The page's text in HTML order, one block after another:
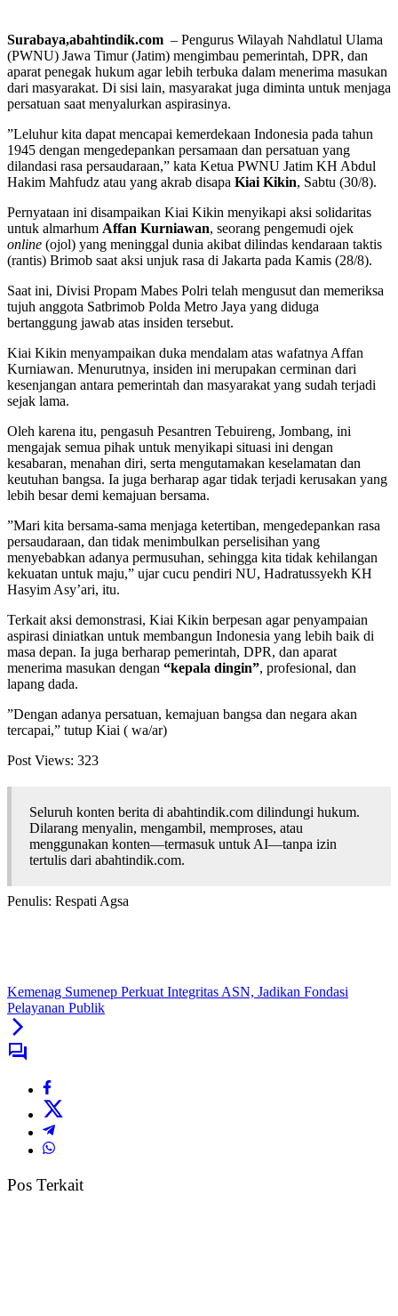
Surabaya,abahtindik.com – Pengurus Wilayah Nahdlatul Ulama
(PWNU) Jawa Timur (Jatim) mengimbau pemerintah, DPR, dan
aparat penegak hukum agar lebih terbuka dalam menerima masukan
dari masyarakat. Di sisi lain, masyarakat juga diminta untuk menjaga
persatuan saat menyalurkan aspirasinya.
​”Leluhur kita dapat mencapai kemerdekaan Indonesia pada tahun
1945 dengan mengedepankan persamaan dan persatuan yang
dilandasi rasa persaudaraan,” kata Ketua PWNU Jatim KH Abdul
Hakim Mahfudz atau yang akrab disapa Kiai Kikin, Sabtu (30/8).
​Pernyataan ini disampaikan Kiai Kikin menyikapi aksi solidaritas
untuk almarhum Affan Kurniawan, seorang pengemudi ojek
online (ojol) yang meninggal dunia akibat dilindas kendaraan taktis
(rantis) Brimob saat aksi unjuk rasa di Jakarta pada Kamis (28/8).
​Saat ini, Divisi Propam Mabes Polri telah mengusut dan memeriksa
tujuh anggota Satbrimob Polda Metro Jaya yang diduga
bertanggung jawab atas insiden tersebut.
​Kiai Kikin menyampaikan duka mendalam atas wafatnya Affan
Kurniawan. Menurutnya, insiden ini merupakan cerminan dari
kesenjangan antara pemerintah dan masyarakat yang sudah terjadi
sejak lama.
​Oleh karena itu, pengasuh Pesantren Tebuireng, Jombang, ini
mengajak semua pihak untuk menyikapi situasi ini dengan
kesabaran, menahan diri, serta mengutamakan keselamatan dan
keutuhan bangsa. Ia juga berharap agar tidak terjadi kerusakan yang
lebih besar demi kemajuan bersama.
​”Mari kita bersama-sama menjaga ketertiban, mengedepankan rasa
persaudaraan, dan tidak menimbulkan perselisihan yang
menyebabkan adanya permusuhan, sehingga kita tidak kehilangan
kekuatan untuk maju,” ujar cucu pendiri NU, Hadratussyekh KH
Hasyim Asy’ari, itu.
​Terkait aksi demonstrasi, Kiai Kikin berpesan agar penyampaian
aspirasi diniatkan untuk membangun Indonesia yang lebih baik di
masa depan. Ia juga berharap pemerintah, DPR, dan aparat
menerima masukan dengan “kepala dingin”, profesional, dan
lapang dada.
​”Dengan adanya persatuan, kemajuan bangsa dan negara akan
tercapai,” tutup Kiai ( wa/ar)
Post Views: 323
Seluruh konten berita di abahtindik.com dilindungi hukum.
Dilarang menyalin, mengambil, memproses, atau
menggunakan konten—termasuk untuk AI—tanpa izin
tertulis dari abahtindik.com.
Penulis: Respati Agsa
Kemenag Sumenep Perkuat Integritas ASN, Jadikan Fondasi
Pelayanan Publik
Pos Terkait